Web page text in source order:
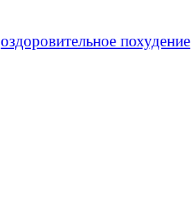
оздоровительное похудение